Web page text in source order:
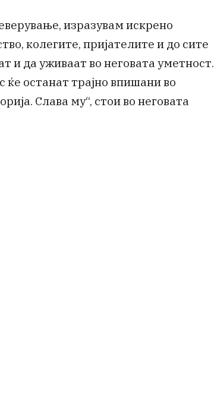
изразувам искрено
колегите, пријателите и до сите
и да уживаат во неговата уметност.
ќе останат трајно впишани во
Слава му“, стои во неговата